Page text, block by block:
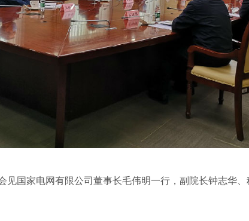
家电网有限公司董事长毛伟明一行，副院长钟志华、